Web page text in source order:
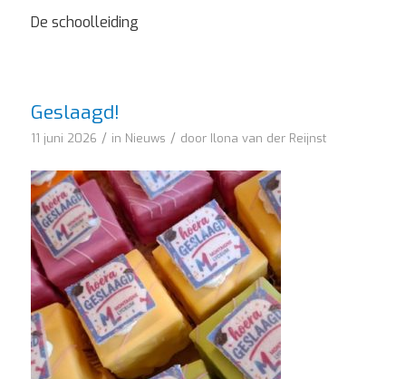
De schoolleiding
Geslaagd!
11 juni 2026 / in Nieuws / door Ilona van der Reijnst